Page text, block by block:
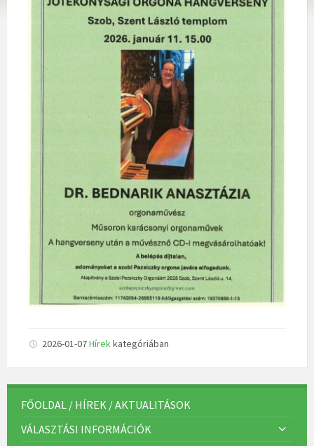
2026-01-07Hírekkategóriában
FŐOLDAL / HÍREK / AKTUALITÁSOK
VÁLASZTÁSI INFORMÁCIÓK